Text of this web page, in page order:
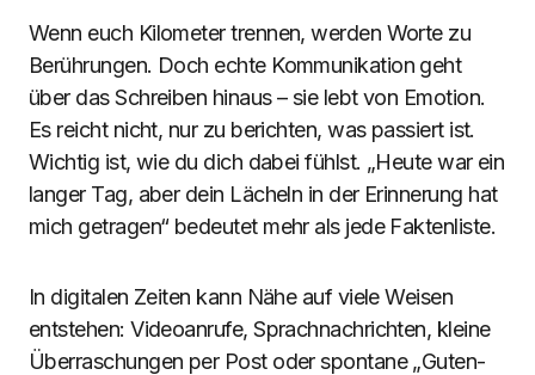
Wenn euch Kilometer trennen, werden Worte zu
Berührungen. Doch echte Kommunikation geht
über das Schreiben hinaus – sie lebt von Emotion.
Es reicht nicht, nur zu berichten, was passiert ist.
Wichtig ist, wie du dich dabei fühlst. „Heute war ein
langer Tag, aber dein Lächeln in der Erinnerung hat
mich getragen“ bedeutet mehr als jede Faktenliste.
In digitalen Zeiten kann Nähe auf viele Weisen
entstehen: Videoanrufe, Sprachnachrichten, kleine
Überraschungen per Post oder spontane „Guten-